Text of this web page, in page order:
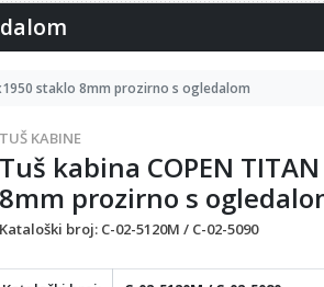
staklo 8mm prozirno s ogledalom
TUŠ KABINE
Tuš kabina COPEN
8mm prozirno s
Kataloški broj: C-02-5120M / C-02-5090